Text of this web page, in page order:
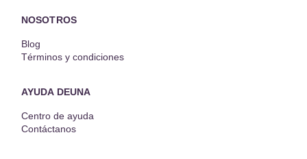
NOSOTROS
Blog
Términos y condiciones
AYUDA DEUNA
Centro de ayuda
Contáctanos